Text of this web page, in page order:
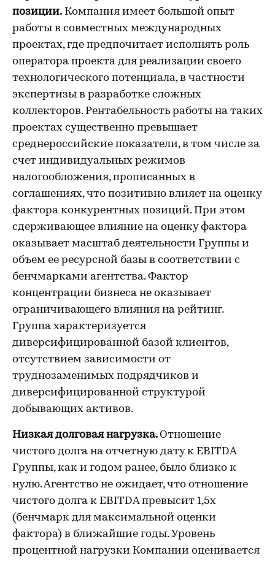
позиции. Компания имеет большой опыт
работы в совместных международных
проектах, где предпочитает исполнять роль
оператора проекта для реализации своего
технологического потенциала, в частности
экспертизы в разработке сложных
коллекторов. Рентабельность работы на таких
проектах существенно превышает
среднероссийские показатели, в том числе за
счет индивидуальных режимов
налогообложения, прописанных в
соглашениях, что позитивно влияет на оценку
фактора конкурентных позиций. При этом
сдерживающее влияние на оценку фактора
оказывает масштаб деятельности Группы и
объем ее ресурсной базы в соответствии с
бенчмарками агентства. Фактор
концентрации бизнеса не оказывает
ограничивающего влияния на рейтинг.
Группа характеризуется
диверсифицированной базой клиентов,
отсутствием зависимости от
труднозаменимых подрядчиков и
диверсифицированной структурой
добывающих активов.
Низкая долговая нагрузка. Отношение
чистого долга на отчетную дату к EBITDA
Группы, как и годом ранее, было близко к
нулю. Агентство не ожидает, что отношение
чистого долга к EBITDA превысит 1,5х
(бенчмарк для максимальной оценки
фактора) в ближайшие годы. Уровень
процентной нагрузки Компании оценивается